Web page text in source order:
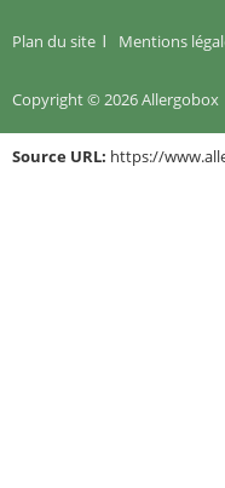
Plan du site Mentions
Copyright © 2026 Allergobox
Source URL: https://